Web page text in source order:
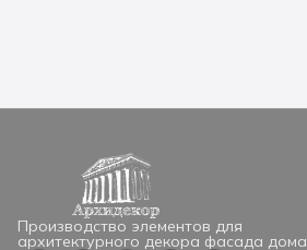
Производство элементов для
архитектурного декора фасада дома